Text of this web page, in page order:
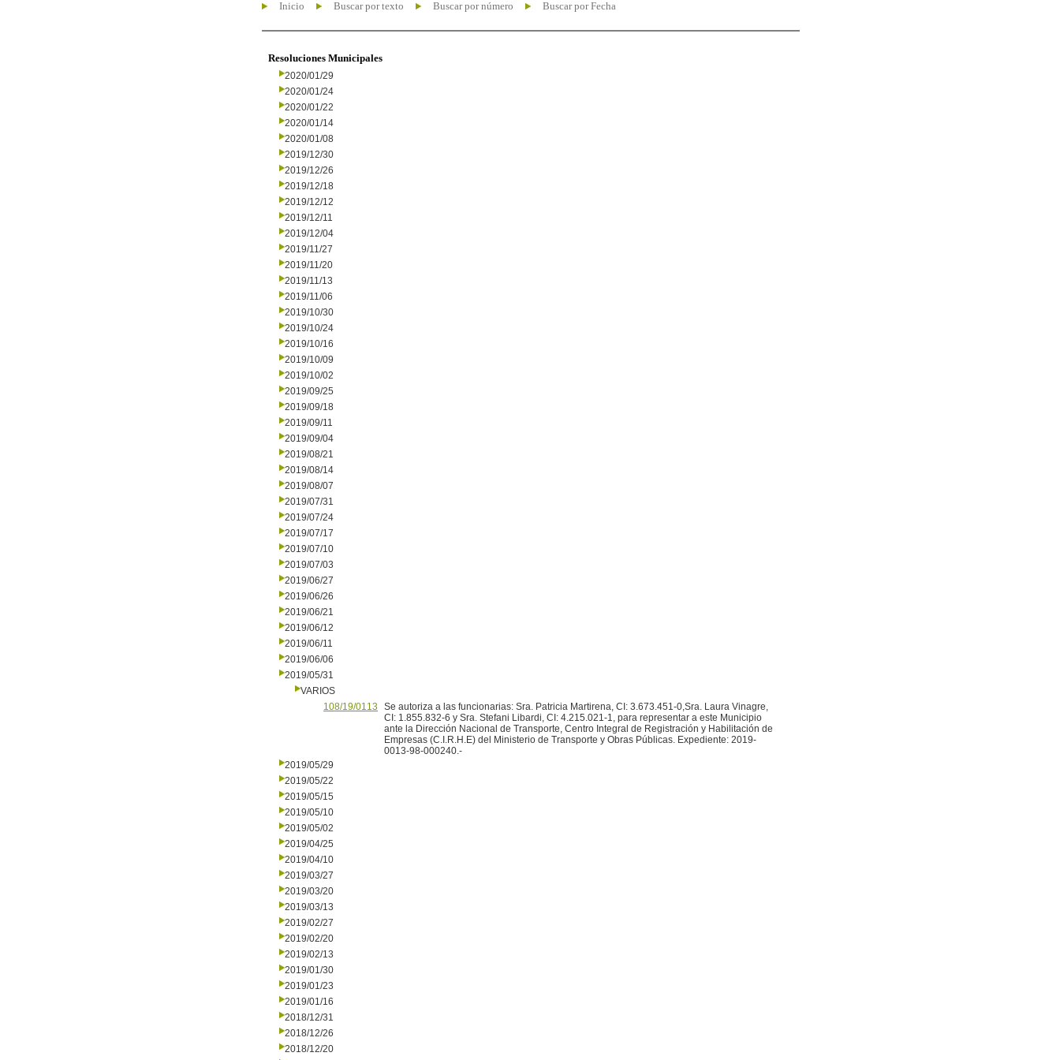
Inicio Buscar por texto Buscar por número Buscar por Fecha
Resoluciones Municipales
2020/01/29
2020/01/24
2020/01/22
2020/01/14
2020/01/08
2019/12/30
2019/12/26
2019/12/18
2019/12/12
2019/12/11
2019/12/04
2019/11/27
2019/11/20
2019/11/13
2019/11/06
2019/10/30
2019/10/24
2019/10/16
2019/10/09
2019/10/02
2019/09/25
2019/09/18
2019/09/11
2019/09/04
2019/08/21
2019/08/14
2019/08/07
2019/07/31
2019/07/24
2019/07/17
2019/07/10
2019/07/03
2019/06/27
2019/06/26
2019/06/21
2019/06/12
2019/06/11
2019/06/06
2019/05/31
VARIOS
108/19/0113
Se autoriza a las funcionarias: Sra. Patricia Martirena, CI: 3.673.451-0,Sra. Laura Vinagre,
CI: 1.855.832-6 y Sra. Stefani Libardi, CI: 4.215.021-1, para representar a este Municipio
ante la Dirección Nacional de Transporte, Centro Integral de Registración y Habilitación de
Empresas (C.I.R.H.E) del Ministerio de Transporte y Obras Públicas. Expediente: 2019-
0013-98-000240.-
2019/05/29
2019/05/22
2019/05/15
2019/05/10
2019/05/02
2019/04/25
2019/04/10
2019/03/27
2019/03/20
2019/03/13
2019/02/27
2019/02/20
2019/02/13
2019/01/30
2019/01/23
2019/01/16
2018/12/31
2018/12/26
2018/12/20